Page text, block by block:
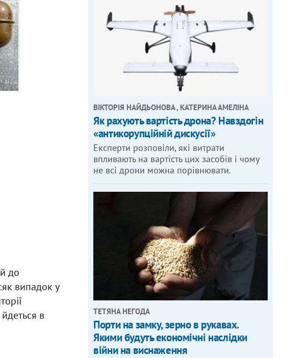
до
випадок у
в
ВІКТОРІЯ НАЙДЬОНОВА , КАТЕРИНА АМЕЛІНА
Як рахують вартість дрона? Навздогін
«антикорупційній дискусії»
Експерти розповіли, які витрати
впливають на вартість цих засобів і чому
не всі дрони можна порівнювати.
ТЕТЯНА НЕГОДА
Порти на замку, зерно в рукавах.
Якими будуть економічні наслідки
війни на виснаження